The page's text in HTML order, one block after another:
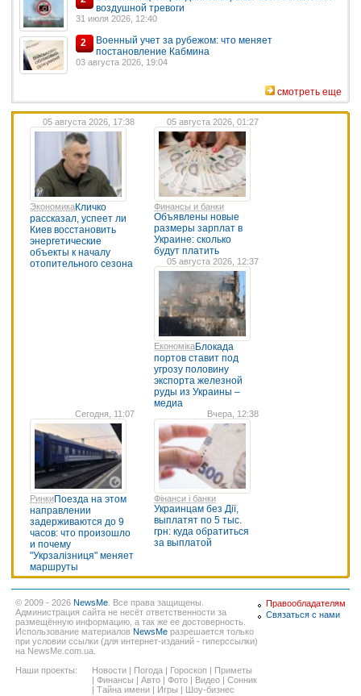
воздушной тревоги
31 июля 2026, 12:40
2
Военный учет за рубежом: что меняет
постановление Кабмина
03 августа 2026, 19:04
смотреть еще
05 августа 2026, 17:38
ЭкономикаКличко
рассказал, успеет ли
Киев восстановить
энергетические
объекты к началу
отопительного сезона
05 августа 2026, 01:27
Финансы и банки
Объявлены новые
размеры зарплат в
Украине: сколько
будут платить
05 августа 2026, 12:37
ЕкономікаБлокада
портов ставит под
угрозу половину
экспорта железной
руды из Украины –
медиа
Сегодня, 11:07
РинкиПоезда на этом
направлении
задерживаются до 9
часов: что произошло
и почему
"Укрзалізниця" меняет
маршруты
Вчера, 12:38
Фінанси і банки
Украинцам без Дії,
выплатят по 5 тыс.
грн: куда обратиться
за выплатой
© 2009 - 2026 NewsMe . Все права защищены.
Администрация сайта не несёт ответственности за
размещённую информацию, а так же ее достоверность.
Использование материалов NewsMe разрешается только
при условии ссылки (для интернет-изданий - гиперссылки)
на NewsMe.com.ua.
Наши проекты:
Новости | Погода | Гороскоп | Приметы
| Финансы | Авто | Фото | Видео | Сонник
| Тайна имени | Игры | Шоу-бизнес
Правообладателям
Связаться с нами